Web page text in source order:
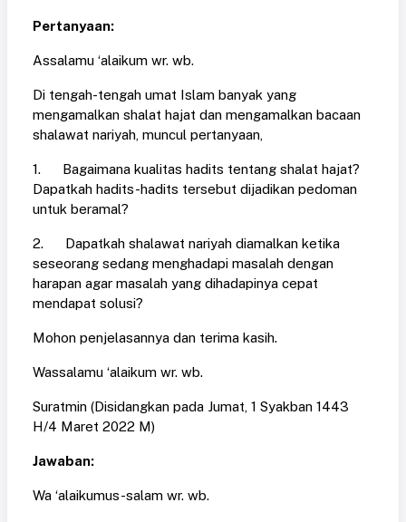
Pertanyaan:
Assalamu ‘alaikum wr. wb.
Di tengah-tengah umat Islam banyak yang
mengamalkan shalat hajat dan mengamalkan bacaan
shalawat nariyah, muncul pertanyaan,
1. Bagaimana kualitas hadits tentang shalat hajat?
Dapatkah hadits-hadits tersebut dijadikan pedoman
untuk beramal?
2. Dapatkah shalawat nariyah diamalkan ketika
seseorang sedang menghadapi masalah dengan
harapan agar masalah yang dihadapinya cepat
mendapat solusi?
Mohon penjelasannya dan terima kasih.
Wassalamu ‘alaikum wr. wb.
Suratmin (Disidangkan pada Jumat, 1 Syakban 1443
H/4 Maret 2022 M)
Jawaban:
Wa ‘alaikumus-salam wr. wb.